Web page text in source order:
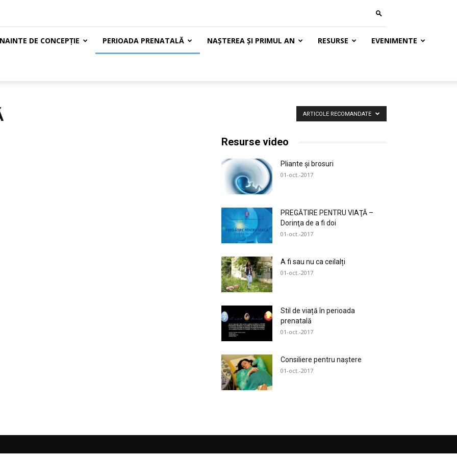
DE CONCEPȚIE PERIOADA PRENATALĂ NAȘTEREA ȘI PRIMUL AN RESURSE EVENIMENTE
ARTICOLE RECOMANDATE
Resurse video
Pliante și brosuri
01-oct.-2017
PREGĂTIRE PENTRU VIAŢĂ –
Dorinţa de a fi doi
01-oct.-2017
A fi sau nu ca ceilalți
01-oct.-2017
Stil de viață în perioada
prenatală
01-oct.-2017
Consiliere pentru naștere
01-oct.-2017